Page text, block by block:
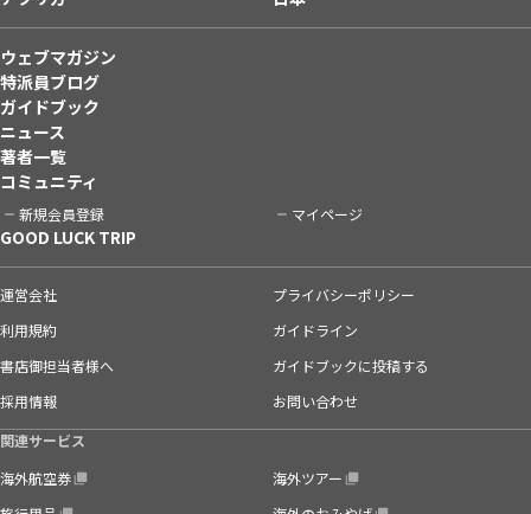
ウェブマガジン
特派員ブログ
ガイドブック
ニュース
著者一覧
コミュニティ
新規会員登録 マイページ
GOOD LUCK TRIP
運営会社
プライバシーポリシー
利用規約
ガイドライン
書店御担当者様へ
ガイドブックに投稿する
採用情報
お問い合わせ
関連サービス
海外航空券
海外ツアー